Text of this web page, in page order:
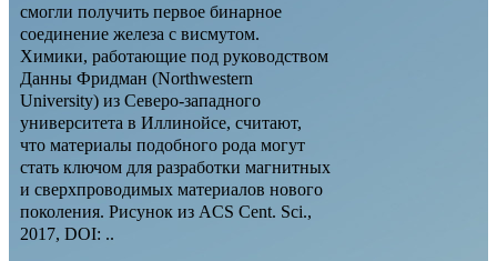
смогли получить первое бинарное
соединение железа с висмутом.
Химики, работающие под руководством
Данны Фридман (Northwestern
University) из Северо-западного
университета в Иллинойсе, считают,
что материалы подобного рода могут
стать ключом для разработки магнитных
и сверхпроводимых материалов нового
поколения. Рисунок из ACS Cent. Sci.,
2017, DOI: ..